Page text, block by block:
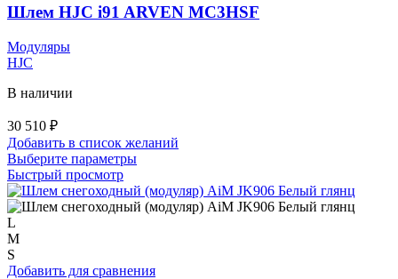
выбрать
на
Шлем HJC i91 ARVEN MC3HSF
Модуляры
HJC
В наличии
30 510 ₽
Добавить в список желаний
Выберите параметрыЭтот
имеет
несколько
выбрать
Быстрый просмотр
L
M
S
Добавить для сравнения